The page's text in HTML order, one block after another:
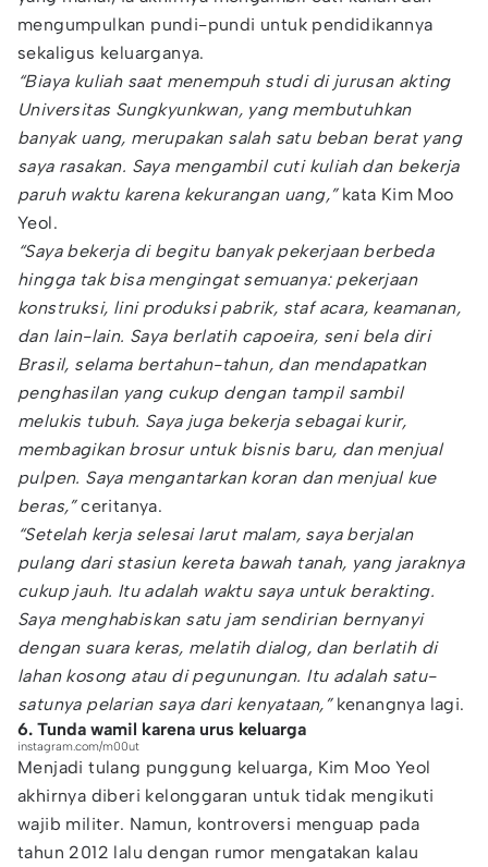
mengumpulkan pundi-pundi untuk pendidikannya
sekaligus keluarganya.
“Biaya kuliah saat menempuh studi di jurusan akting
Universitas Sungkyunkwan, yang membutuhkan
banyak uang, merupakan salah satu beban berat yang
saya rasakan. Saya mengambil cuti kuliah dan bekerja
paruh waktu karena kekurangan uang,” kata Kim Moo
Yeol.
“Saya bekerja di begitu banyak pekerjaan berbeda
hingga tak bisa mengingat semuanya: pekerjaan
konstruksi, lini produksi pabrik, staf acara, keamanan,
dan lain-lain. Saya berlatih capoeira, seni bela diri
Brasil, selama bertahun-tahun, dan mendapatkan
penghasilan yang cukup dengan tampil sambil
melukis tubuh. Saya juga bekerja sebagai kurir,
membagikan brosur untuk bisnis baru, dan menjual
pulpen. Saya mengantarkan koran dan menjual kue
beras,”ceritanya.
“Setelah kerja selesai larut malam, saya berjalan
pulang dari stasiun kereta bawah tanah, yang jaraknya
cukup jauh. Itu adalah waktu saya untuk berakting.
Saya menghabiskan satu jam sendirian bernyanyi
dengan suara keras, melatih dialog, dan berlatih di
lahan kosong atau di pegunungan. Itu adalah satu-
satunya pelarian saya dari kenyataan,”kenangnya lagi.
6. Tunda wamil karena urus keluarga
instagram.com/m00ut
Menjadi tulang punggung keluarga, Kim Moo Yeol
akhirnya diberi kelonggaran untuk tidak mengikuti
wajib militer. Namun, kontroversi menguap pada
tahun 2012 lalu dengan rumor mengatakan kalau